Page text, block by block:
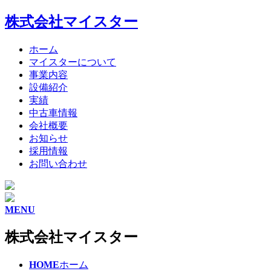
株式会社マイスター
ホーム
マイスターについて
事業内容
設備紹介
実績
中古車情報
会社概要
お知らせ
採用情報
お問い合わせ
MENU
株式会社マイスター
HOMEホーム